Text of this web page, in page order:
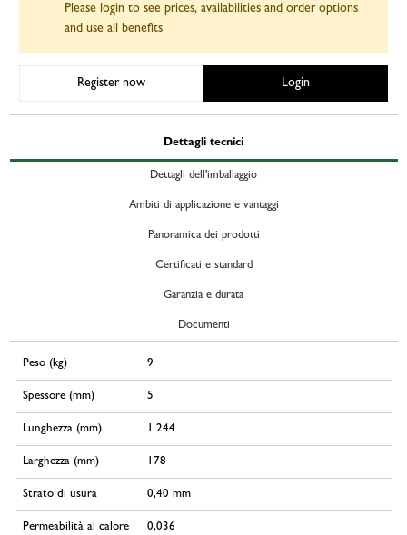
Please login to see prices, availabilities and order options
and use all benefits
Register now Login
Dettagli tecnici
Dettagli dell'imballaggio
Ambiti di applicazione e vantaggi
Panoramica dei prodotti
Certificati e standard
Garanzia e durata
Documenti
Peso (kg) 9
Spessore (mm) 5
Lunghezza (mm) 1.244
Larghezza (mm) 178
Strato di usura 0,40 mm
Permeabilità al calore 0,036